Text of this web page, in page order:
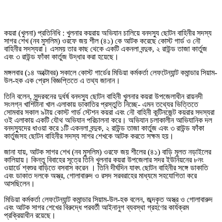
কয়রা (খুলনা) প্রতিনিধি : খুলনার কয়রায় অভিযান চালিয়ে বনদস্যু ছোটন বাহিনীর সদস্য
সাগর শেখ (নব মুসলিম) ওরফে জয় শীল (৪১) কে আটক করেছে কোস্ট গার্ড ও নৌ
বাহিনীর সদস্যরা। এসময় তার কাছ থেকে একটি একনলা বন্দুক, ২ রাউন্ড তাজা কার্তুজ
এবং ৩ রাউন্ড ফাঁকা কার্তুজ উদ্ধার করা হয়েছে।
মঙ্গলবার (১৪ অক্টোবর) সকালে কোস্ট গার্ডের মিডিয়া কর্মকর্তা লেফটেন্যান্ট কমান্ডার সিয়াম-
উল-হক এক প্রেস বিজ্ঞপ্তিতে এ তথ্য জানান।
তিনি বলেন, সুন্দরবনের দুর্ধর্ষ বনদস্যু ছোটন বাহিনী খুলনার কয়রা উপজেলাধীন রায়নদী
সংলগ্ন খাশিটানা খাল এলাকায় ডাকাতির প্রস্তুতি নিচ্ছে- এমন তথ্যের ভিত্তিতে
সোমবার সকাল ৯টায় কোস্ট গার্ড স্টেশন কয়রা এবং নৌ বাহিনী কন্টিনজেন্ট কয়রার সদস্যরা
ওই এলাকায় একটি যৌথ অভিযান পরিচালনা করে। অভিযান চলাকালীন আভিযানিক দল
বনদস্যুদের ধাওয়া করে ১টি একনলা বন্দুক, ২ রাউন্ড তাজা কার্তুজ এবং ৩ রাউন্ড ফাঁকা
কার্তুজসহ ছোটন বাহিনীর সদস্য সাগর শেখকে আটক করতে সক্ষম হয়।
জানা যায়, আটক সাগর শেখ (নব মুসলিম) ওরফে জয় শীলের (৪১) বাড়ি মূলত নড়াইলের
কালিয়ায়। কিন্তু বিবাহের সূত্রে তিনি খুলনার কয়রা উপজেলার সদর ইউনিয়নের ৮নং
ওয়ার্ডে শ্বশুর বাড়িতে বসবাস করেন । তিনি দীর্ঘদিন যাবৎ ছোটন বাহিনীর সঙ্গে ডাকাতি
এবং ডাকাত দলকে অস্ত্র, গোলাবারুদ ও রসদ সরবরাহের মাধ্যমে সহযোগিতা করে
আসছিলেন।
মিডিয়া কর্মকর্তা লেফটেন্যান্ট কমান্ডার সিয়াম-উল-হক বলেন, জব্দকৃত অস্ত্র ও গোলাবারুদ
এবং আটক সাগর শেখের বিরুদ্ধে পরবর্তী আইনানুগ ব্যবস্থা গ্রহণের কার্যক্রম
প্রক্রিয়াধীন রয়েছে।